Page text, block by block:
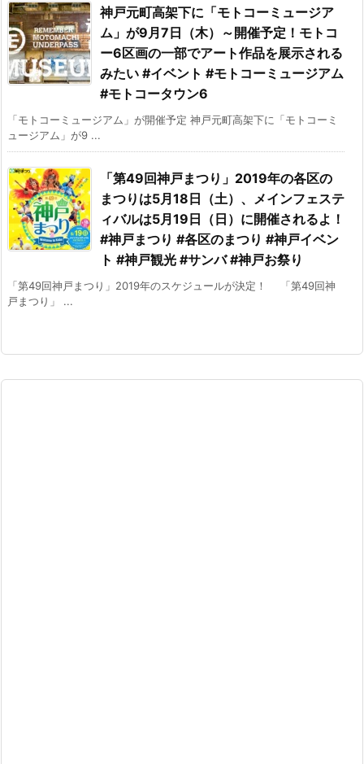
神戸元町高架下に「モトコーミュージア
ム」が9月7日（木）～開催予定！モトコ
ー6区画の一部でアート作品を展示される
みたい #イベント #モトコーミュージアム
#モトコータウン6
「モトコーミュージアム」が開催予定 神戸元町高架下に「モトコーミ
ュージアム」が9 ...
「第49回神戸まつり」2019年の各区の
まつりは5月18日（土）、メインフェステ
ィバルは5月19日（日）に開催されるよ！
#神戸まつり #各区のまつり #神戸イベン
ト #神戸観光 #サンバ #神戸お祭り
「第49回神戸まつり」2019年のスケジュールが決定！ 「第49回神
戸まつり」 ...